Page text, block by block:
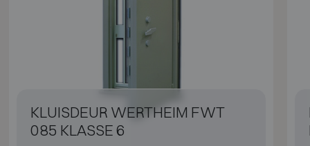
KLUISDEUR WERTHEIM FWT
085 KLASSE 6